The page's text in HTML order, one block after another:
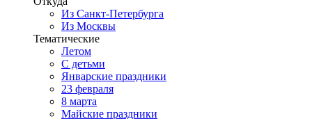
Из Санкт-Петербурга
Из Москвы
Тематические
Летом
С детьми
Январские праздники
23 февраля
8 марта
Майские праздники